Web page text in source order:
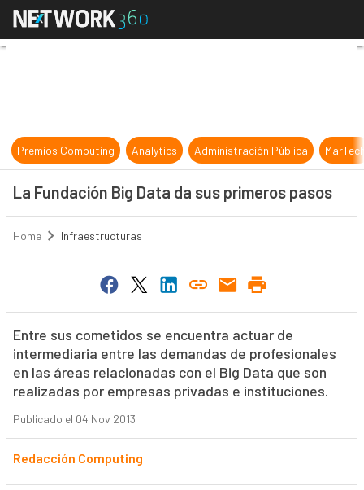
La Fundación Big Data da sus
Premios Computing Analytics Administración Pública
La Fundación Big Data da sus primeros pasos
Home Infraestructuras
Entre sus cometidos se encuentra actuar de
intermediaria entre las demandas de profesionales
en las áreas relacionadas con el Big Data que son
realizadas por empresas privadas e instituciones.
Publicado el 04 Nov 2013
Redacción Computing